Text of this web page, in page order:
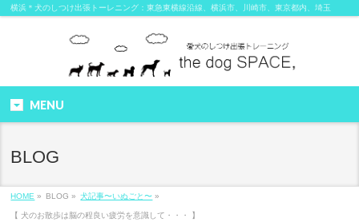
横浜＊犬のしつけ出張トーレニング：東急東横線沿線、横浜市、川崎市、東京都内、埼玉
MENU
BLOG
HOME » BLOG » 犬記事〜いぬごと〜 »
【 犬のお散歩は脳の程良い疲労を意識して・・・ 】